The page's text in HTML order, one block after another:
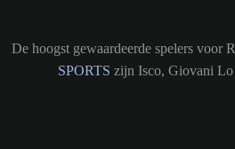
De hoogst gewaardeerde spelers voor
SPORTS zijn Isco, Giovani